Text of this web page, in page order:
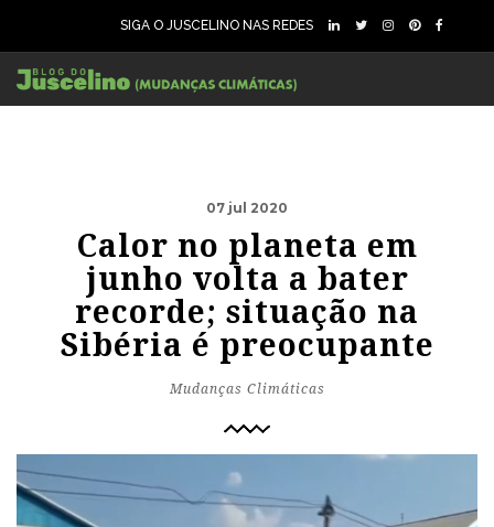
SIGA O JUSCELINO NAS REDES
07 jul 2020
Calor no planeta em
junho volta a bater
recorde; situação na
Sibéria é preocupante
Mudanças Climáticas